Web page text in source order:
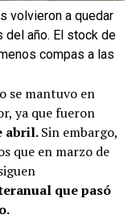
volvieron a quedar
del año. El stock de
compas a las
se mantuvo en
ya que fueron
abril.Sin embargo,
que en marzo de
que pasó